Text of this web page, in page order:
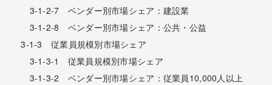
3-1-2-7 ベンダー別市場シェア：建設業
3-1-2-8 ベンダー別市場シェア：公共・公益
3-1-3 従業員規模別市場シェア
3-1-3-1 従業員規模別市場シェア
3-1-3-2 ベンダー別市場シェア：従業員10,000人以上